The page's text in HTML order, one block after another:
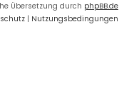
Übersetzung durch phpBB.de
| Nutzungsbedingungen